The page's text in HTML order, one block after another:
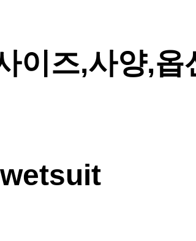
이즈,사양,옵